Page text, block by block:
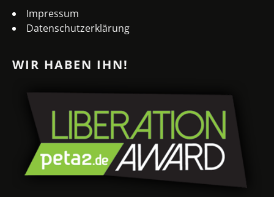
Impressum
Datenschutzerklärung
WIR HABEN IHN!